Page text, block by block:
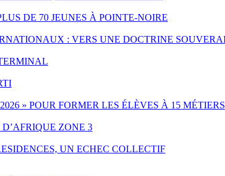
DE 70 JEUNES À POINTE-NOIRE
: VERS UNE DOCTRINE
» POUR FORMER LES ÉLÈVES À 15 MÉTIERS
ZONE 3
UN ECHEC COLLECTIF